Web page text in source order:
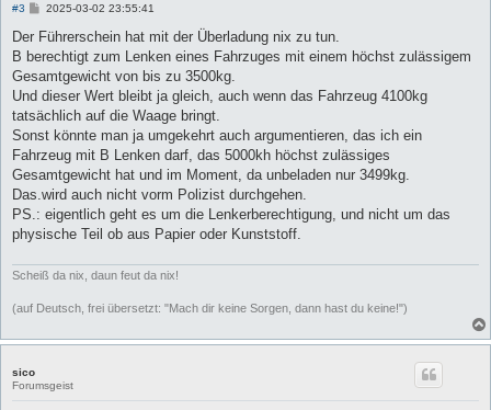
#3
B
i
r
a
2025-03-02 23:55:41
Der Führerschein hat mit der Überladung nix zu tun.
B berechtigt zum Lenken eines Fahrzuges mit einem höchst zulässigem
Gesamtgewicht von bis zu 3500kg.
Und dieser Wert bleibt ja gleich, auch wenn das Fahrzeug 4100kg
tatsächlich auf die Waage bringt.
Sonst könnte man ja umgekehrt auch argumentieren, das ich ein
Fahrzeug mit B Lenken darf, das 5000kh höchst zulässiges
Gesamtgewicht hat und im Moment, da unbeladen nur 3499kg.
Das.wird auch nicht vorm Polizist durchgehen.
PS.: eigentlich geht es um die Lenkerberechtigung, und nicht um das
physische Teil ob aus Papier oder Kunststoff.
Scheiß da nix, daun feut da nix!
(auf Deutsch, frei übersetzt: "Mach dir keine Sorgen, dann hast du keine!")
sico
Forumsgeist